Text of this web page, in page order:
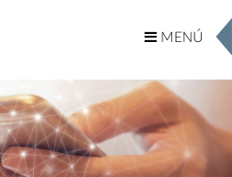
MENÚ
MENÚ